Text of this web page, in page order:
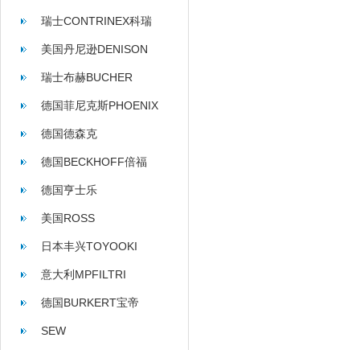
瑞士CONTRINEX科瑞
美国丹尼逊DENISON
瑞士布赫BUCHER
德国菲尼克斯PHOENIX
德国德森克
德国BECKHOFF倍福
德国亨士乐
HENGSTLER
美国ROSS
日本丰兴TOYOOKI
意大利MPFILTRI
德国BURKERT宝帝
SEW